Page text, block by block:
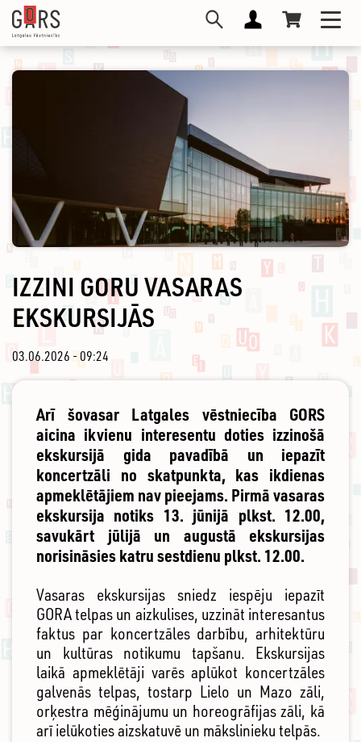
Pārlekt
galveno
saturu
IZZINI GORU VASARAS
EKSKURSIJĀS
03.06.2026 - 09:24
Arī šovasar Latgales vēstniecība GORS
aicina ikvienu interesentu doties izzinošā
ekskursijā gida pavadībā un iepazīt
koncertzāli no skatpunkta, kas ikdienas
apmeklētājiem nav pieejams. Pirmā vasaras
ekskursija notiks 13. jūnijā plkst. 12.00,
savukārt jūlijā un augustā ekskursijas
norisināsies katru sestdienu plkst. 12.00.
Vasaras ekskursijas sniedz iespēju iepazīt
GORA telpas un aizkulises, uzzināt interesantus
faktus par koncertzāles darbību, arhitektūru
un kultūras notikumu tapšanu. Ekskursijas
laikā apmeklētāji varēs aplūkot koncertzāles
galvenās telpas, tostarp Lielo un Mazo zāli,
orķestra mēģinājumu un horeogrāfijas zāli, kā
arī ielūkoties aizskatuvē un mākslinieku telpās.